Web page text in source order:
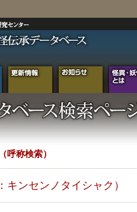
呼称検索）
キンセンノタイシャク）